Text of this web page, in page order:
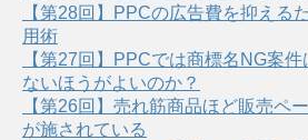
【第28回】PPCの広告費を抑える
用術
【第27回】PPCでは商標名NG案
ないほうがよいのか？
【第26回】売れ筋商品ほど販売ペ
が施されている